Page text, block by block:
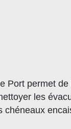
Port permet
les
chéneaux